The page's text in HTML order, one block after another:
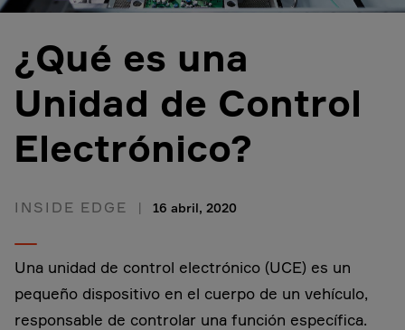
¿Qué es una
Unidad de Control
Electrónico?
INSIDE EDGE 16 abril, 2020
Una unidad de control electrónico (UCE) es un
pequeño dispositivo en el cuerpo de un vehículo,
responsable de controlar una función específica.